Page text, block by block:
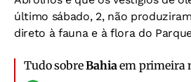
último sábado, 2, não
direto à fauna e à flora do
Tudo sobreBahia em primeira